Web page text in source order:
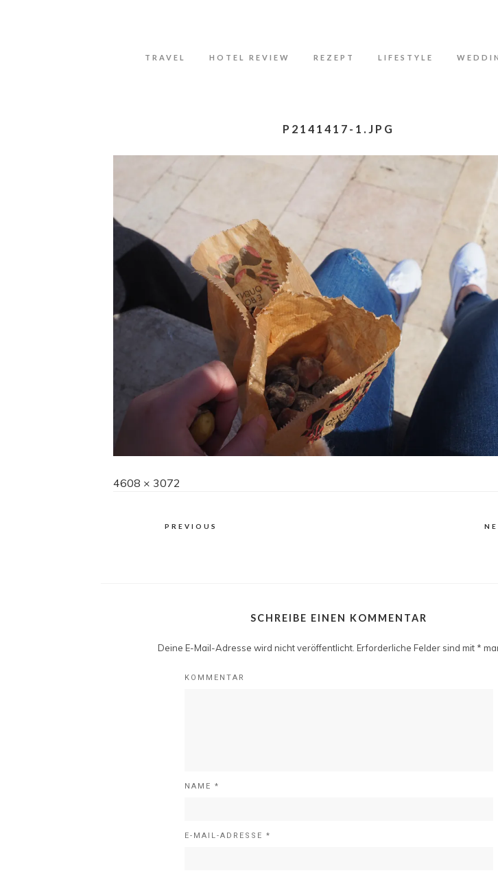
TRAVEL HOTEL REVIEW REZEPT LIFESTYLE
P2141417-1.JPG
Full
4608 × 3072
PREVIOUS
SCHREIBE EINEN KOMMENTAR
Deine E-Mail-Adresse wird nicht veröffentlicht. Erforderliche Felder sind mit *
KOMMENTAR
NAME *
E-MAIL-ADRESSE *